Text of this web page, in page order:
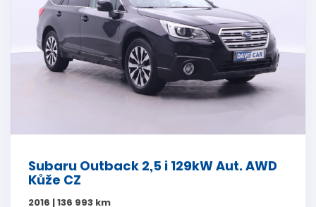
Subaru Outback 2,5 i 129kW Aut. AWD
Kůže CZ
2016 | 136 993 km